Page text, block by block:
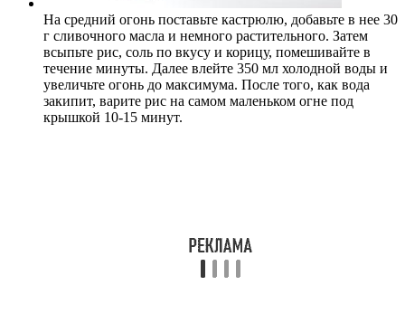
На средний огонь поставьте кастрюлю, добавьте в нее 30
г сливочного масла и немного растительного. Затем
всыпьте рис, соль по вкусу и корицу, помешивайте в
течение минуты. Далее влейте 350 мл холодной воды и
увеличьте огонь до максимума. После того, как вода
закипит, варите рис на самом маленьком огне под
крышкой 10-15 минут.